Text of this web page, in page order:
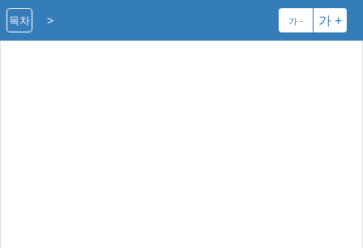
> 가 - 가 +
목차